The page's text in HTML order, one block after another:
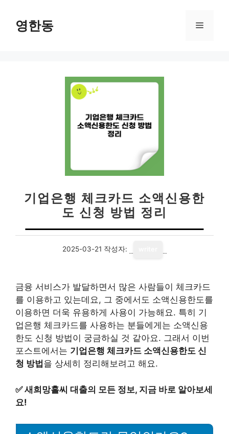
영한동 메
기업은행 체크카드 소액신용한
도 신청 방법 정리
2025-03-21 작성자:
금융 서비스가 발달하면서 많은 사람들이 체크카드
를 이용하고 있는데요, 그 중에서도 소액신용한도를
이용하면 더욱 유용하게 사용이 가능해요. 특히 기
업은행 체크카드를 사용하는 분들에게는 소액신용
한도 신청 방법이 궁금하실 것 같아요. 그래서 이번
포스트에서는 기업은행 체크카드 소액신용한도 신
청 방법 을 상세히 정리해보려고 해요.
✅새희망홀씨 대출의 모든 정보, 지금 바로 알아보세
요!